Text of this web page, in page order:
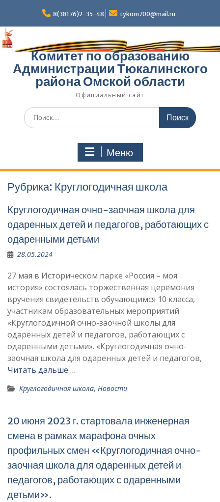
содержимому
8(38176)2-35-48 tykom700@mail.ru
Комитет по образованию
Администрации Тюкалинского
района Омской области
Официальный сайт
Поиск
по:
Меню
Рубрика: Круглогодичная школа
Круглогодичная очно-заочная школа для
одаренных детей и педагогов, работающих с
одаренными детьми
28.05.2024
27 мая в Историческом парке «Россия – моя
история» состоялась торжественная церемония
вручения свидетельств обучающимся 10 класса,
участникам образовательных мероприятий
«Круглогодичной очно-заочной школы для
одаренных детей и педагогов, работающих с
одаренными детьми». «Круглогодичная очно-
заочная школа для одаренных детей и педагогов,
Читать дальше …
Круглогодичная школа, Новости
20 июня 2023 г. стартовала инженерная
смена в рамках марафона очных
профильных смен «Круглогодичная очно-
заочная школа для одаренных детей и
педагогов, работающих с одаренными
детьми».